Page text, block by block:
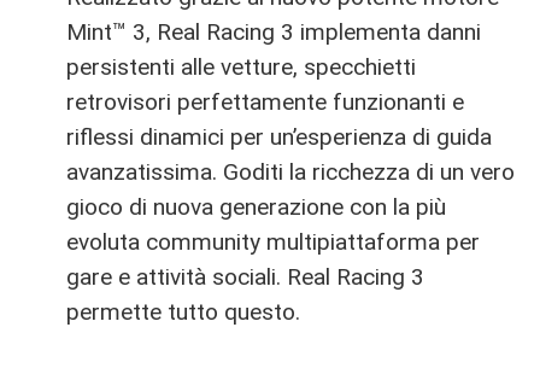
Mint™ 3, Real Racing 3 implementa danni
persistenti alle vetture, specchietti
retrovisori perfettamente funzionanti e
riflessi dinamici per un’esperienza di guida
avanzatissima. Goditi la ricchezza di un vero
gioco di nuova generazione con la più
evoluta community multipiattaforma per
gare e attività sociali. Real Racing 3
permette tutto questo.